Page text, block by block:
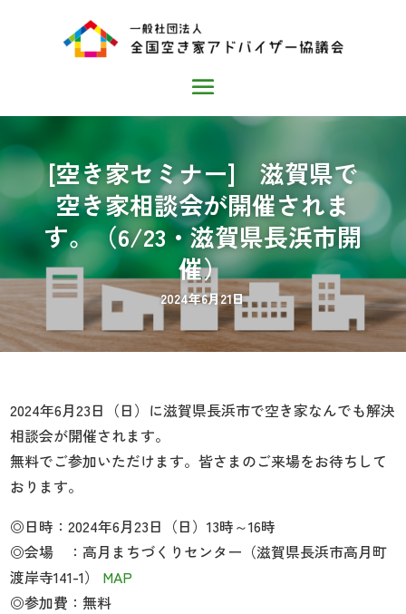
[空き家セミナー] 滋賀県で
空き家相談会が開催されま
す。（6/23・滋賀県長浜市開
催）
2024年6月21日
2024年6月23日（日）に滋賀県長浜市で空き家なんでも解決
相談会が開催されます。
無料でご参加いただけます。皆さまのご来場をお待ちして
おります。
◎日時：2024年6月23日（日）13時～16時
◎会場 ：高月まちづくりセンター（滋賀県長浜市高月町
渡岸寺141-1） MAP
◎参加費：無料